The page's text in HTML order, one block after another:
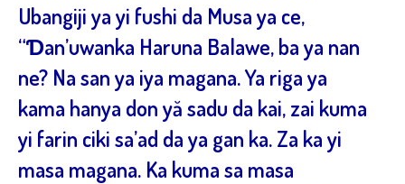
Ubangiji ya yi fushi da Musa ya ce,
“Ɗan’uwanka Haruna Balawe, ba ya nan
ne? Na san ya iya magana. Ya riga ya
kama hanya don yă sadu da kai, zai kuma
yi farin ciki sa’ad da ya gan ka. Za ka yi
masa magana. Ka kuma sa masa